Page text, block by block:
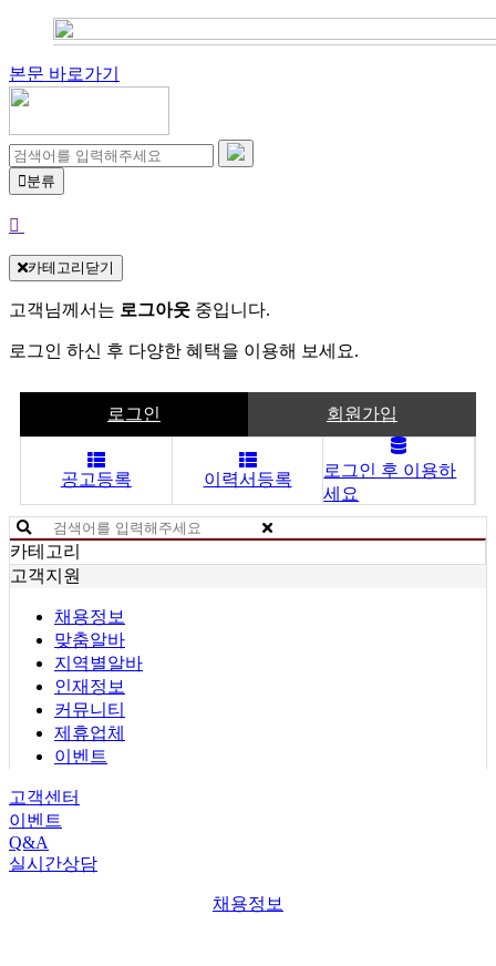
본문 바로가기
분류
카테고리닫기
고객님께서는 로그아웃 중입니다.
로그인 하신 후 다양한 혜택을 이용해 보세요.
로그인 회원가입
공고등록 이력서등록
로그인 후 이용하
세요
카테고리
고객지원
채용정보
맞춤알바
지역별알바
인재정보
커뮤니티
제휴업체
이벤트
고객센터
이벤트
Q&A
실시간상담
채용정보